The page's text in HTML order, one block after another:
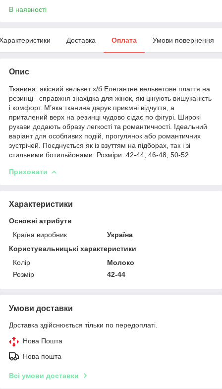
В наявності
Доставка Оплата Умови повернення
Опис
Тканина: якісний вельвет х/б Елегантне вельветове плаття на
резинці– справжня знахідка для жінок, які цінують вишуканість
і комфорт. М’яка тканина дарує приємні відчуття, а
приталений верх на резинці чудово сідає по фігурі. Широкі
рукави додають образу легкості та романтичності. Ідеальний
варіант для особливих подій, прогулянок або романтичних
зустрічей. Поєднується як із взуттям на підборах, так і зі
стильними ботильйонами. Розміри: 42-44, 46-48, 50-52
Приховати
Характеристики
Основні атрибути
Країна виробник
Україна
Користувальницькі характеристики
Колір
Молоко
Розмір
42-44
Умови доставки
Доставка здійснюється тільки по передоплаті.
Нова Пошта
Нова пошта
Всі умови доставки